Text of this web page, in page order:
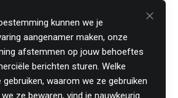
kunnen we je
aangenamer maken, onze
afstemmen op jouw behoeftes
berichten sturen. Welke
waarom we ze gebruiken
ze bewaren, vind je nauwkeurig
12